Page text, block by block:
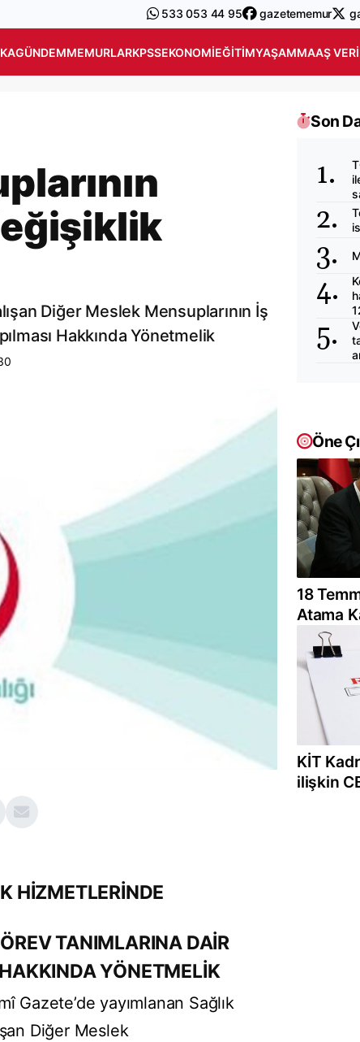
533 053 44 95 gazetememur
GÜNDEMMEMURLARKPSSEKONOMIEĞITIMYAŞAMMAAŞ
Diğer Meslek Mensuplarının İş
Hakkında Yönetmelik
HİZMETLERİNDE
TANIMLARINA DAİR
YÖNETMELİK
Gazete’de yayımlanan Sağlık
Diğer Meslek
Son
Öne
18
Atama
KİT
ilişkin